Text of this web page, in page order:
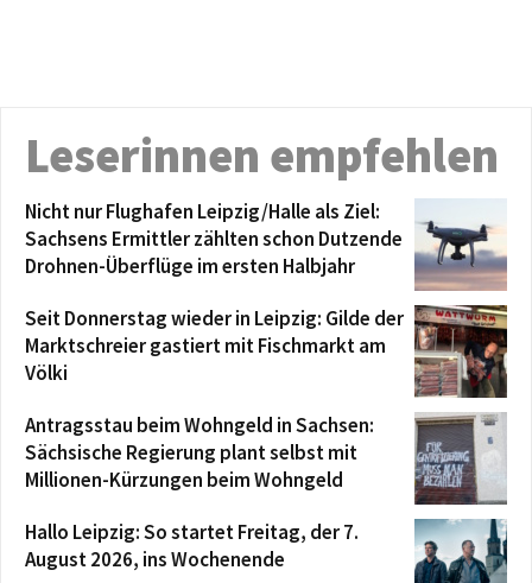
Leserinnen empfehlen
Nicht nur Flughafen Leipzig/Halle als Ziel:
Sachsens Ermittler zählten schon Dutzende
Drohnen-Überflüge im ersten Halbjahr
Seit Donnerstag wieder in Leipzig: Gilde der
Marktschreier gastiert mit Fischmarkt am
Völki
Antragsstau beim Wohngeld in Sachsen:
Sächsische Regierung plant selbst mit
Millionen-Kürzungen beim Wohngeld
Hallo Leipzig: So startet Freitag, der 7.
August 2026, ins Wochenende